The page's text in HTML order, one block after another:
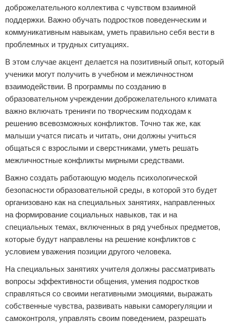
доброжелательного коллектива с чувством взаимной
поддержки. Важно обучать подростков поведенческим и
коммуникативным навыкам, уметь правильно себя вести в
проблемных и трудных ситуациях.
В этом случае акцент делается на позитивный опыт, который
ученики могут получить в учебном и межличностном
взаимодействии. В программы по созданию в
образовательном учреждении доброжелательного климата
важно включать тренинги по творческим подходам к
решению всевозможных конфликтов. Точно так же, как
малыши учатся писать и читать, они должны учиться
общаться с взрослыми и сверстниками, уметь решать
межличностные конфликты мирными средствами.
Важно создать работающую модель психологической
безопасности образовательной среды, в которой это будет
организовано как на специальных занятиях, направленных
на формирование социальных навыков, так и на
специальных темах, включенных в ряд учебных предметов,
которые будут направлены на решение конфликтов с
условием уважения позиции другого человека.
На специальных занятиях учителя должны рассматривать
вопросы эффективности общения, умения подростков
справляться со своими негативными эмоциями, выражать
собственные чувства, развивать навыки саморегуляции и
самоконтроля, управлять своим поведением, разрешать